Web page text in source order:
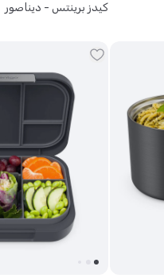
كيدز برينتس - ديناصور